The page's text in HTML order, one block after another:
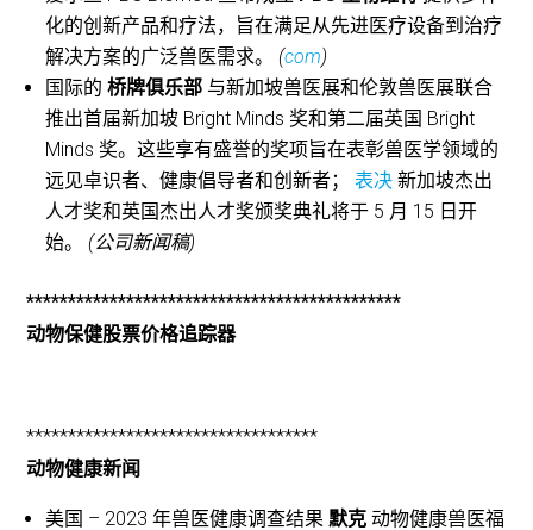
化的创新产品和疗法，旨在满足从先进医疗设备到治疗
解决方案的广泛兽医需求。 (com)
国际的桥牌俱乐部 与新加坡兽医展和伦敦兽医展联合
推出首届新加坡 Bright Minds 奖和第二届英国 Bright
Minds 奖。这些享有盛誉的奖项旨在表彰兽医学领域的
远见卓识者、健康倡导者和创新者；表决 新加坡杰出
人才奖和英国杰出人才奖颁奖典礼将于 5 月 15 日开
始。
(公司新闻稿)
*********************************************
动物保健股票价格追踪器
***********************************
动物健康新闻
美国 – 2023 年兽医健康调查结果 默克 动物健康兽医福